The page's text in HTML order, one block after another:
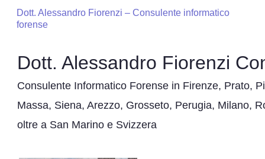
Dott. Alessandro Fiorenzi – Consulente informatico
forense
Dott. Alessandro Fiorenzi
Consulente Informatico Forense in Firenze, Prato,
Massa, Siena, Arezzo, Grosseto, Perugia, Milano,
oltre a San Marino e Svizzera